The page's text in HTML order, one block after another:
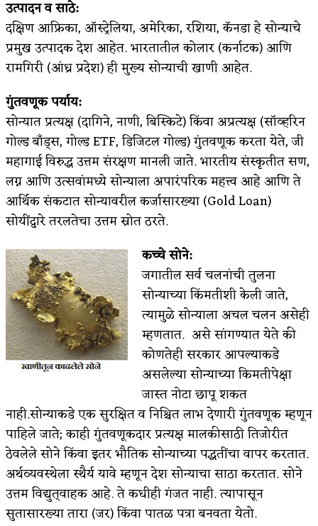
उत्पादन व साठे:
दक्षिण आफ्रिका, ऑस्ट्रेलिया, अमेरिका, रशिया, कॅनडा हे सोन्याचे
प्रमुख उत्पादक देश आहेत. भारतातील कोलार (कर्नाटक) आणि
रामगिरी (आंध्र प्रदेश) ही मुख्य सोन्याची खाणी आहेत.
गुंतवणूक पर्याय:
सोन्यात प्रत्यक्ष (दागिने, नाणी, बिस्किटे) किंवा अप्रत्यक्ष (सॉव्हरिन
गोल्ड बाँड्स, गोल्ड ETF, डिजिटल गोल्ड) गुंतवणूक करता येते, जी
महागाई विरुद्ध उत्तम संरक्षण मानली जाते. भारतीय संस्कृतीत सण,
लग्न आणि उत्सवांमध्ये सोन्याला अपारंपरिक महत्त्व आहे आणि ते
आर्थिक संकटात सोन्यावरील कर्जासारख्या (Gold Loan)
सोयींद्वारे तरलतेचा उत्तम स्रोत ठरते.
कच्चे सोने:
जगातील सर्व चलनांची तुलना
सोन्याच्या किंमतीशी केली जाते,
त्यामुळे सोन्याला अचल चलन असेही
म्हणतात. असे सांगण्यात येते की
कोणतेही सरकार आपल्याकडे
असलेल्या सोन्याच्या किमतीपेक्षा
जास्त नोटा छापू शकत
नाही.सोन्याकडे एक सुरक्षित व निश्चित लाभ देणारी गुंतवणूक म्हणून
पाहिले जाते; काही गुंतवणूकदार प्रत्यक्ष मालकीसाठी तिजोरीत
ठेवलेले सोने किंवा इतर भौतिक सोन्याच्या पद्धतींचा वापर करतात.
अर्थव्यवस्थेला स्थैर्य यावे म्हणून देश सोन्याचा साठा करतात. सोने
उत्तम विद्युत्‌वाहक आहे. ते कधीही गंजत नाही. त्यापासून
सुतासारख्या तारा (जर) किंवा पातळ पत्रा बनवता येतो.